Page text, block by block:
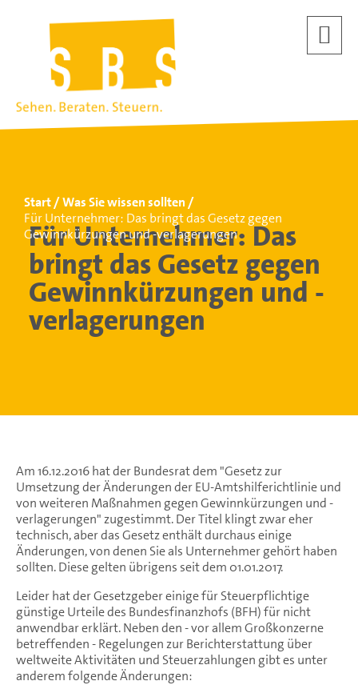
Start
Was Sie wissen sollten
Für Unternehmer: Das bringt das Gesetz gegen
Gewinnkürzungen und -verlagerungen
Für Unternehmer: Das
bringt das Gesetz gegen
Gewinnkürzungen und -
verlagerungen
Am 16.12.2016 hat der Bundesrat dem "Gesetz zur
Umsetzung der Änderungen der EU-Amtshilferichtlinie und
von weiteren Maßnahmen gegen Gewinnkürzungen und -
verlagerungen" zugestimmt. Der Titel klingt zwar eher
technisch, aber das Gesetz enthält durchaus einige
Änderungen, von denen Sie als Unternehmer gehört haben
sollten. Diese gelten übrigens seit dem 01.01.2017.
Leider hat der Gesetzgeber einige für Steuerpflichtige
günstige Urteile des Bundesfinanzhofs (BFH) für nicht
anwendbar erklärt. Neben den - vor allem Großkonzerne
betreffenden - Regelungen zur Berichterstattung über
weltweite Aktivitäten und Steuerzahlungen gibt es unter
anderem folgende Änderungen: